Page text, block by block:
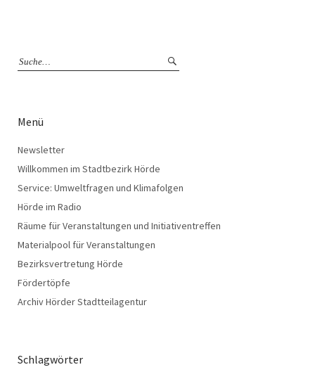
Menü
Newsletter
Willkommen im Stadtbezirk Hörde
Service: Umweltfragen und Klimafolgen
Hörde im Radio
Räume für Veranstaltungen und Initiativentreffen
Materialpool für Veranstaltungen
Bezirksvertretung Hörde
Fördertöpfe
Archiv Hörder Stadtteilagentur
Schlagwörter